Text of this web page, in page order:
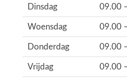
Dinsdag 09.00
Woensdag 09.00
Donderdag 09.00
Vrijdag 09.00